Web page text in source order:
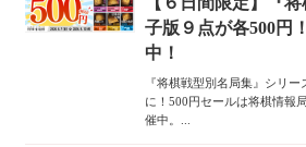
子版９点が各500円
中！
『将棋戦型別名局集』シリ
に！500円セールは将棋情報
催中。...